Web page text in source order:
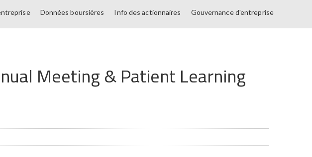
Données boursières Info des actionnaires Gouvernance d'entreprise
Meeting & Patient Learning